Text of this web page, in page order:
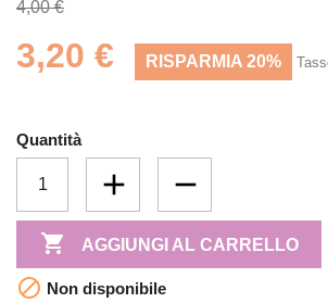
4,00 €
3,20 € RISPARMIA 20%
Quantità
 AGGIUNGI AL CARRELLO
 Non disponibile